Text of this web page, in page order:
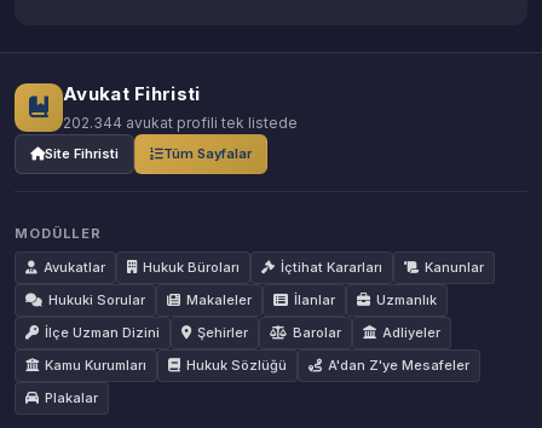
Avukat Fihristi
202.344 avukat profili tek listede
Site Fihristi Tüm Sayfalar
MODÜLLER
Avukatlar
Hukuk Büroları İçtihat Kararları
Kanunlar
Hukuki Sorular
Makaleler İlanlar
Uzmanlık
İlçe Uzman Dizini
Şehirler Barolar
Adliyeler
Kamu Kurumları
Hukuk Sözlüğü
A'dan Z'ye Mesafeler
Plakalar